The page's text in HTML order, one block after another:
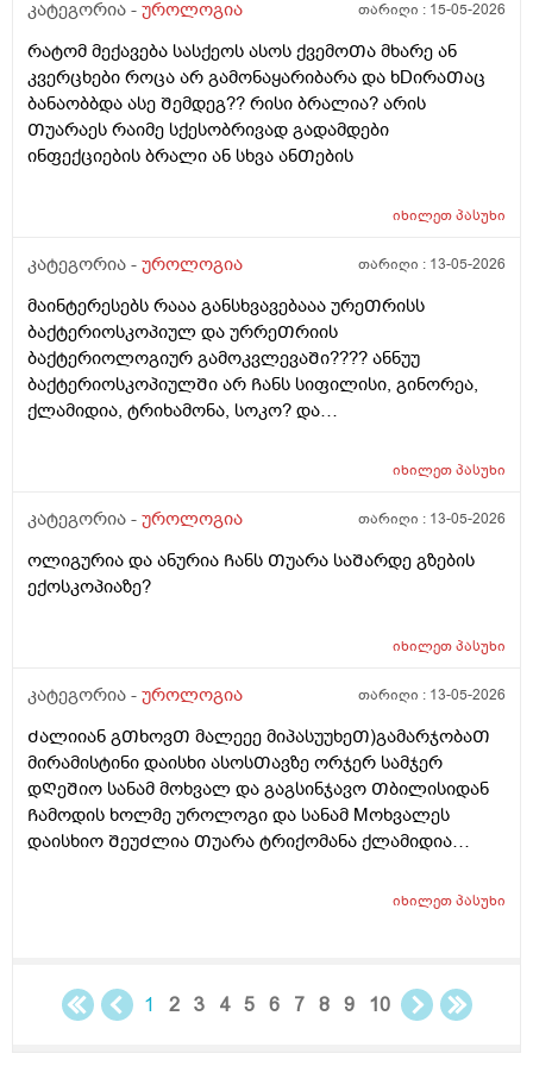
კავᲨირᲨი
კატეგორია - უროლოგია თარიღი : 15-05-2026
რატომ მექავება სასქეოს ასოს ქვემოᲗა მხარე ან
კვერცხები როცა არ გამონაყარიბარა და ხDირაᲗაც
ბანაობბდა ასე Შემდეგ?? რისი ბრალია? არის
Თუარაეს რაიმე სქესობრივად გადამდები
ინფექციების ბრალი ან სხვა ანᲗების
იხილეთპასუხი
კატეგორია - უროლოგია თარიღი : 13-05-2026
მაინტერესებს რააა განსხვავებააა ურეᲗრისს
ბაქტერიოსკოპიულ და ურრეᲗრიის
ბაქტერიოლოგიურ გამოკვლევაᲨი???? ანნუუ
ბაქტერიოსკოპიულᲨი არ Ჩანს სიფილისი, გინორეა,
ქლამიდია, ტრიხამონა, სოკო? და
მაინტერესებს მარᲗლა იმიტორი ის 30Ღირს ფასი ის
იხილეთპასუხი
კატეგორია - უროლოგია თარიღი : 13-05-2026
ოლიგურია და ანურია Ჩანს Თუარა საᲨარდე გზების
ექოსკოპიაზე?
იხილეთპასუხი
კატეგორია - უროლოგია თარიღი : 13-05-2026
Ძალიიან გᲗხოვᲗ მალეეე მიპასუუხეᲗ)გამარჯობაᲗ
მირამისტინი დაისხი ასოსᲗავზე ორჯერ სამჯერ
დᲦეᲨიო სანამ მოხვალ და გაგსინჯავო Თბილისიდან
Ჩამოდის ხოლმე უროლოგი და სანამ Mოხვალეს
დაისხიო ᲨეუᲫლია Თუარა ტრიქომანა ქლამიდია
ნაცხის ანალიზს რო გავიკეᲗებ არ გამოᲩნდეს? მეორე
ᲗიᲗქოს ეს დᲦეა ისე აგარ მომენტებᲨი
წამომტკივდება წამიერად ხოლმე ერᲗიისაა რო ანუ
იხილეთპასუხი
1 2 3 4 5 6 7 8 9 10